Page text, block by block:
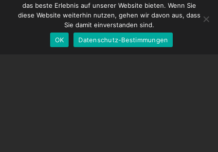
DMC-32
EOS LV-Korrekturkappe
das beste Erlebnis auf unserer Website bieten. Wenn Sie
diese Website weiterhin nutzen, gehen wir davon aus, dass
Sie damit einverstanden sind.
OK
Datenschutz-BestimmungenGerman
Spanish